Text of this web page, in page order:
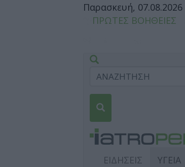
Παρασκευή, 07.08.2026
ΠΡΩΤΕΣ ΒΟΗΘΕΙΕΣ
ΕΙΔΗΣΕΙΣ ΥΓΕΙΑ